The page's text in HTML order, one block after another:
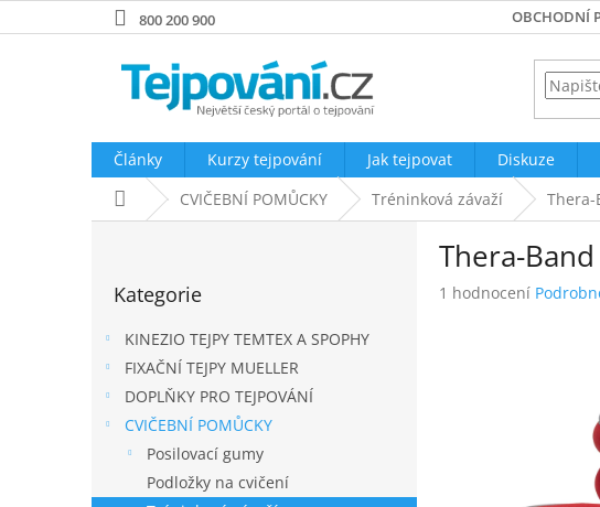
na
800 200 900 OBCHODNÍ
Články Kurzy tejpování Jak tejpovat Diskuze
Domů CVIČEBNÍ POMŮCKY Tréninková závaží Thera-
n
kategorie
Kategorie
KINEZIO TEJPY TEMTEX A SPOPHY
FIXAČNÍ TEJPY MUELLER
DOPLŇKY PRO TEJPOVÁNÍ
CVIČEBNÍ POMŮCKY
Posilovací gumy
Podložky na cvičení
Thera-
Průměrné
1 hodnocení